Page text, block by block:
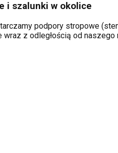
i szalunki w okolice
podpory stropowe
z odległością od naszego